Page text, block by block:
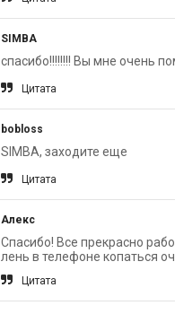
SIMBA
спасибо!!!!!!!! Вы мне очень
Цитата
bobloss
SIMBA, заходите еще
Цитата
Алекс
Спасибо! Все прекрасно
лень в телефоне копаться
Цитата